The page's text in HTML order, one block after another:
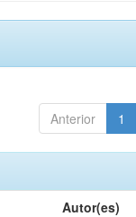
Anterior 1
Autor(es)